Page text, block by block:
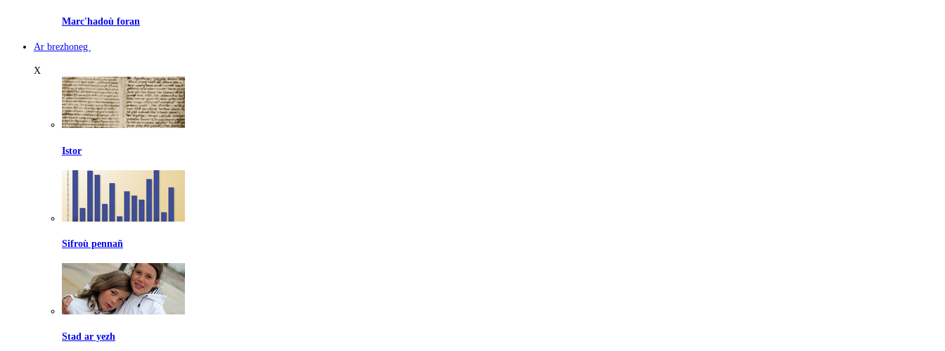
Marc'hadoù foran
Ar brezhoneg
X
Istor
Sifroù pennañ
Stad ar yezh